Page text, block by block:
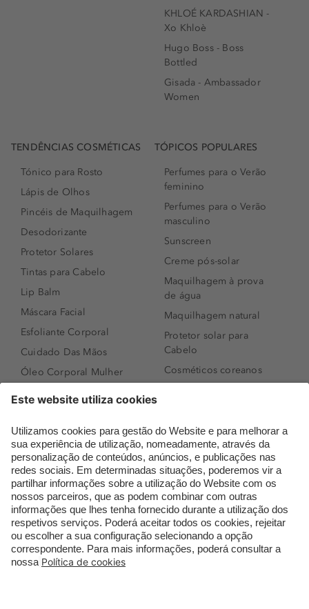
KHLOÉ KARDASHIAN -
Xo Khloè
Hugo Boss - Boss
Bottled
Gisada - Ambassador
Women
TENDÊNCIAS COSMÉTICAS
Tónico para Rosto
Lápis de Olhos
Pincéis de Maquilhagem
Desodorizante
Protetor Solares
Tintas para Cabelo
Lip Balm
Máscara Facial
Esfoliante Corporal
Cuidado Das Mãos
Óleo Corporal Mulher
Sérum de Rosto
Body mist & Spray
corporal
Produtos para Cabelo
Homem
Espuma de Limpeza
Facial
Dermocosmética
TÓPICOS POPULARES
Perfumes para o Verão
feminino
Perfumes para o Verão
masculino
Sunscreen
Creme pós-solar
Maquilhagem à prova
de água
Maquilhagem natural
Protetor solar para
Cabelo
Cosméticos coreanos
Perfumes árabes
Novidades
Melhores Perfumes
Femininos
TOP 10: Perfumes
Masculinos
Pestanas Postiças
Creme Rosto Homem